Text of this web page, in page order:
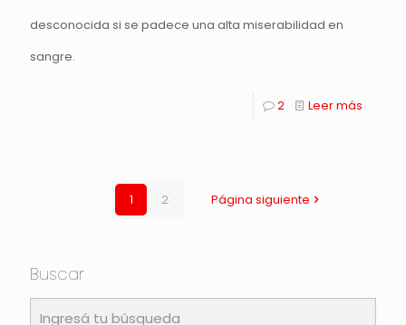
desconocida si se padece una alta miserabilidad en
sangre.
2 Leer más
1 2 Página siguiente
Buscar